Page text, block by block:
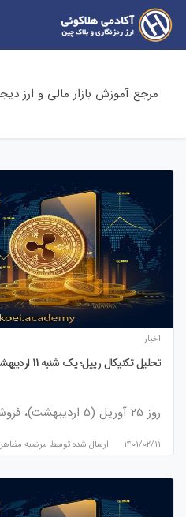
مرجع آموزش بازار مالی و ارز
اخبار
تحلیل تکنیکال ریپل؛ یک شنبه 11 اردیبهشت
روز 25 آوریل (5 اردیبهشت)، فروشندگان ریپل (XRP)…
۱۴۰۱/۰۲/۱۱ ارسال شده توسط مرضیه